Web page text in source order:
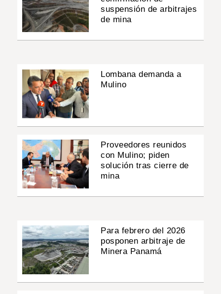
suspensión de arbitrajes
de mina
Lombana demanda a
Mulino
Proveedores reunidos
con Mulino; piden
solución tras cierre de
mina
Para febrero del 2026
posponen arbitraje de
Minera Panamá